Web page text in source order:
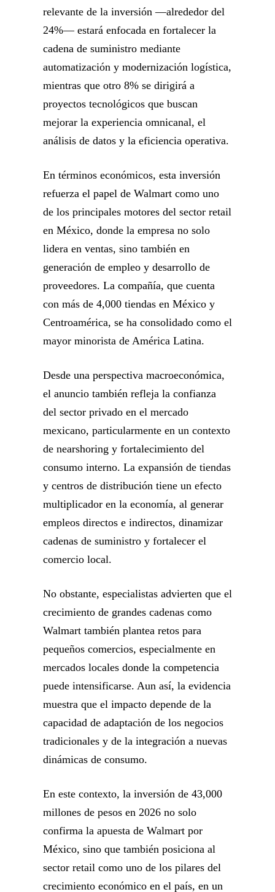
relevante de la inversión —alrededor del
24%— estará enfocada en fortalecer la
cadena de suministro mediante
automatización y modernización logística,
mientras que otro 8% se dirigirá a
proyectos tecnológicos que buscan
mejorar la experiencia omnicanal, el
análisis de datos y la eficiencia operativa.
En términos económicos, esta inversión
refuerza el papel de Walmart como uno
de los principales motores del sector retail
en México, donde la empresa no solo
lidera en ventas, sino también en
generación de empleo y desarrollo de
proveedores. La compañía, que cuenta
con más de 4,000 tiendas en México y
Centroamérica, se ha consolidado como el
mayor minorista de América Latina.
Desde una perspectiva macroeconómica,
el anuncio también refleja la confianza
del sector privado en el mercado
mexicano, particularmente en un contexto
de nearshoring y fortalecimiento del
consumo interno. La expansión de tiendas
y centros de distribución tiene un efecto
multiplicador en la economía, al generar
empleos directos e indirectos, dinamizar
cadenas de suministro y fortalecer el
comercio local.
No obstante, especialistas advierten que el
crecimiento de grandes cadenas como
Walmart también plantea retos para
pequeños comercios, especialmente en
mercados locales donde la competencia
puede intensificarse. Aun así, la evidencia
muestra que el impacto depende de la
capacidad de adaptación de los negocios
tradicionales y de la integración a nuevas
dinámicas de consumo.
En este contexto, la inversión de 43,000
millones de pesos en 2026 no solo
confirma la apuesta de Walmart por
México, sino que también posiciona al
sector retail como uno de los pilares del
crecimiento económico en el país, en un